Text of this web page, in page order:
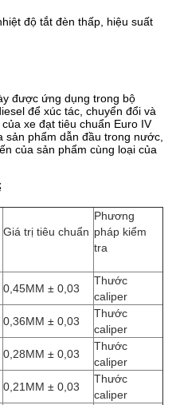
độ tắt đèn thấp, hiệu suất
được ứng dụng trong bộ
để xúc tác, chuyển đổi và
xe đạt tiêu chuẩn Euro IV
sản phẩm dẫn đầu trong nước,
của sản phẩm cùng loại của
Giá trị tiêu chuẩn
Phương
pháp kiểm
tra
0,45MM ± 0,03
Thước
caliper
0,36MM ± 0,03
Thước
caliper
0,28MM ± 0,03
Thước
caliper
0,21MM ± 0,03
Thước
caliper